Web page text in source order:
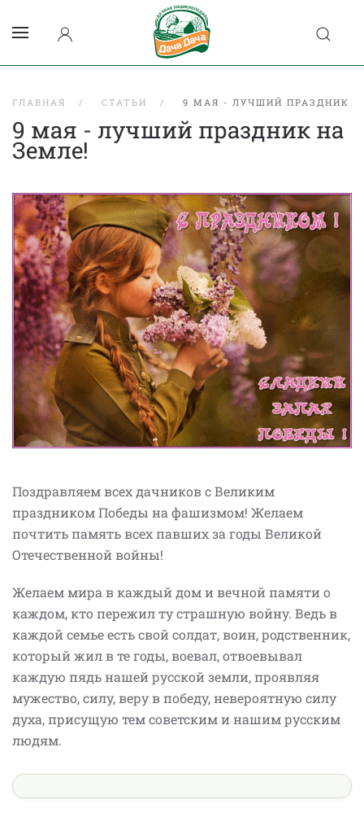
ГЛАВНАЯ СТАТЬИ 9 МАЯ - ЛУЧШИЙ ПРАЗДНИК
9 мая - лучший праздник на
Земле!
Поздравляем всех дачников с Великим
праздником Победы на фашизмом! Желаем
почтить память всех павших за годы Великой
Отечественной войны!
Желаем мира в каждый дом и вечной памяти о
каждом, кто пережил ту страшную войну. Ведь в
каждой семье есть свой солдат, воин, родственник,
который жил в те годы, воевал, отвоевывал
каждую пядь нашей русской земли, проявляя
мужество, силу, веру в победу, невероятную силу
духа, присущую тем советским и нашим русским
людям.